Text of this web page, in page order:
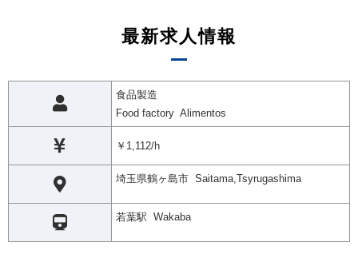
最新求人情報
食品製造
Food factory Alimentos
￥1,112/h
埼玉県鶴ヶ島市 Saitama,Tsyrugashima
若葉駅 Wakaba